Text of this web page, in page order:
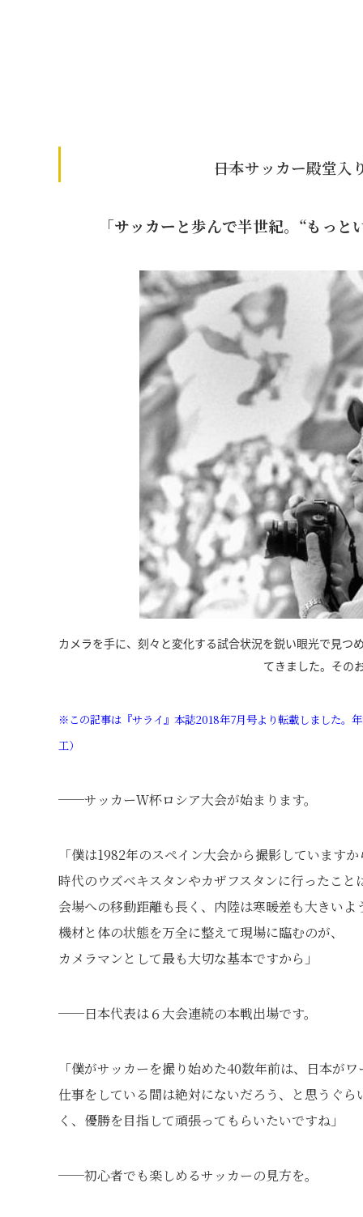
――日本サッカー殿堂
「サッカーと歩んで半世紀。“もっ
カメラを手に、刻々と変化する試合状況を鋭い眼光で見
てきました。その
※この記事は『サライ』本誌2018年7月号より転載しました。
工）
──サッカーＷ杯ロシア大会が始まります。
「僕は1982年のスペイン大会から撮影しています
時代のウズベキスタンやカザフスタンに行ったこ
会場への移動距離も長く、内陸は寒暖差も大きい
機材と体の状態を万全に整えて現場に臨むのが、
カメラマンとして最も大切な基本ですから」
──日本代表は６大会連続の本戦出場です。
「僕がサッカーを撮り始めた40数年前は、日本が
仕事をしている間は絶対にないだろう、と思うぐ
く、優勝を目指して頑張ってもらいたいですね」
──初心者でも楽しめるサッカーの見方を。